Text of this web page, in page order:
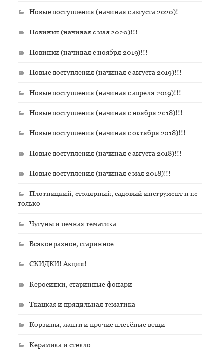
Новые поступления (начиная с августа 2020)!
Новинки (начиная с мая 2020)!!!
Новинки (начиная с ноября 2019)!!!
Новые поступления (начиная с августа 2019)!!!
Новые поступления (начиная с апреля 2019)!!!
Новые поступления (начиная с ноября 2018)!!!
Новые поступления (начиная с октября 2018)!!!
Новые поступления (начиная с августа 2018)!!!
Новые поступления (начиная с мая 2018)!!!
Плотницкий, столярный, садовый инструмент и не
только
Чугуны и печная тематика
Всякое разное, старинное
СКИДКИ! Акции!
Керосинки, старинные фонари
Ткацкая и прядильная тематика
Корзины, лапти и прочие плетёные вещи
Керамика и стекло